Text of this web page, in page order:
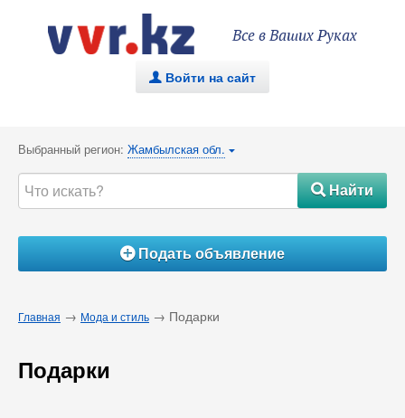
Все в Ваших Руках
. Войти на сайт
Выбранный регион: Жамбылская обл. {
#Найти
ÁПодать объявление
Главная → Мода и стиль → Подарки
Подарки